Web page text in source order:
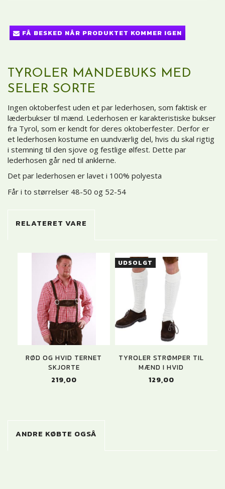
FÅ BESKED NÅR PRODUKTET KOMMER IGEN
TYROLER MANDEBUKS MED
SELER SORTE
Ingen oktoberfest uden et par lederhosen, som faktisk er
læderbukser til mænd. Lederhosen er karakteristiske bukser
fra Tyrol, som er kendt for deres oktoberfester. Derfor er
et lederhosen kostume en uundværlig del, hvis du skal rigtig
i stemning til den sjove og festlige ølfest. Dette par
lederhosen går ned til anklerne.
Det par lederhosen er lavet i 100% polyesta
Får i to størrelser 48-50 og 52-54
RELATERET VARE
RØD OG HVID TERNET
SKJORTE
219,00
UDSOLGT
TYROLER STRØMPER TIL
MÆND I HVID
129,00
ANDRE KØBTE OGSÅ